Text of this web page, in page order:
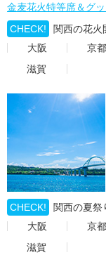
金麦花火特等席＆グ
CHECK!
関西の花火
大阪
京都
滋賀
CHECK!
関西の夏祭
大阪
京都
滋賀